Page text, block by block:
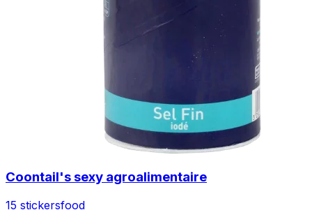
Coontail's sexy agroalimentaire
15 stickersfood